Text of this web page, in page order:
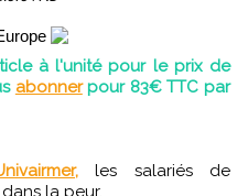
abonner pour 83€ TTC par
les salariés de
la peur.